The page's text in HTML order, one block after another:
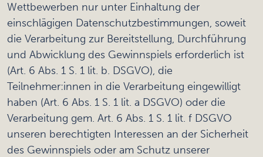
Wettbewerben nur unter Einhaltung der
einschlägigen Datenschutzbestimmungen, soweit
die Verarbeitung zur Bereitstellung, Durchführung
und Abwicklung des Gewinnspiels erforderlich ist
(Art. 6 Abs. 1 S. 1 lit. b. DSGVO), die
Teilnehmer:innen in die Verarbeitung eingewilligt
haben (Art. 6 Abs. 1 S. 1 lit. a DSGVO) oder die
Verarbeitung gem. Art. 6 Abs. 1 S. 1 lit. f DSGVO
unseren berechtigten Interessen an der Sicherheit
des Gewinnspiels oder am Schutz unserer